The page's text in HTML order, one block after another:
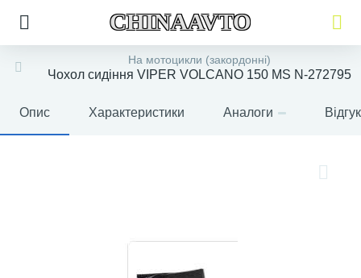
CHINAAVTO
На мотоцикли (закордонні)
Чохол сидіння VIPER VOLCANO 150 MS N-272795
Опис Характеристики Аналоги